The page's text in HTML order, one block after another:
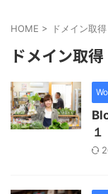
HOME > ドメイン取得
ドメイン取得
１